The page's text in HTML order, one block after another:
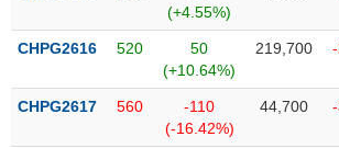
tích
thuật
(+4.55%)
CHPG2616 520
50
(+10.64%)
219,700
CHPG2617 560
-110
(-16.42%)
44,700